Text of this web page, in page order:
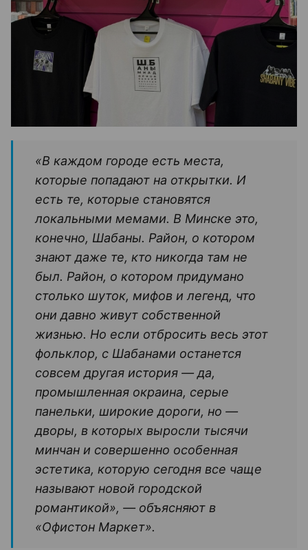
«В каждом городе есть места,
которые попадают на открытки. И
есть те, которые становятся
локальными мемами. В Минске это,
конечно, Шабаны. Район, о котором
знают даже те, кто никогда там не
был. Район, о котором придумано
столько шуток, мифов и легенд, что
они давно живут собственной
жизнью. Но если отбросить весь этот
фольклор, с Шабанами останется
совсем другая история — да,
промышленная окраина, серые
панельки, широкие дороги, но —
дворы, в которых выросли тысячи
минчан и совершенно особенная
эстетика, которую сегодня все чаще
называют новой городской
романтикой», — объясняют в
«Офистон Маркет».